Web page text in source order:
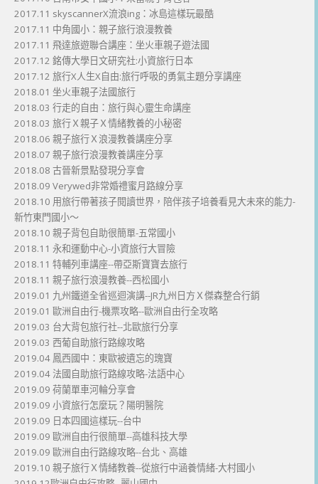
2017.11 skyscannerX流浪ing：冰島這樣玩最酷
2017.11 中角國小：親子旅行浪漫教養
2017.11 飛達旅遊聯合講座：坐火車親子遊法國
2017.12 銘傳大學日文研究社:小資旅行日本
2017.12 旅行X人生X自由:旅行呼吸的勇氣主題分享講座
2018.01 坐火車親子法國旅行
2018.03 行走的自由：旅行與心靈生命講座
2018.03 旅行Ｘ親子Ｘ情緒教養的小秘密
2018.06 親子旅行Ｘ浪漫教養講座分享
2018.07 親子旅行浪漫教養講座分享
2018.08 古晉新景點發現分享會
2018.09 Verywed非常婚禮蜜月路線分享
2018.10 用旅行帶著孩子閱讀世界，陪伴孩子培養看見大未來的能力-
新竹東門國小～
2018.10 親子背包自助很簡單-五常國小
2018.11 永和運動中心-小資旅行大冒險
2018.11 特輔列車講座--帶亞斯寶寶去旅行
2018.11 親子旅行浪漫教養--西松國小
2019.01 九州鐵道全省巡迴演講--JR九州日方Ｘ傑森整合行銷
2019.01 歐洲自由行-機票攻略--歐洲自由行全攻略
2019.03 台大背包旅行社--北歐旅行分享
2019.03 西葡自助旅行路線攻略
2019.04 鳳西國中：東歐被遺忘的瑰寶
2019.04 法國自助旅行路線攻略-法語中心
2019.09 荷蘭單車河輪分享會
2019.09 小資旅行怎麼玩？陽明醫院
2019.09 日本四國這樣玩--台中
2019.09 歐洲自由行很簡單--高雄科技大學
2019.09 歐洲自由行路線攻略--台北、高雄
2019.10 親子旅行Ｘ情緒教養--從旅行中涵養情緒-大村國小